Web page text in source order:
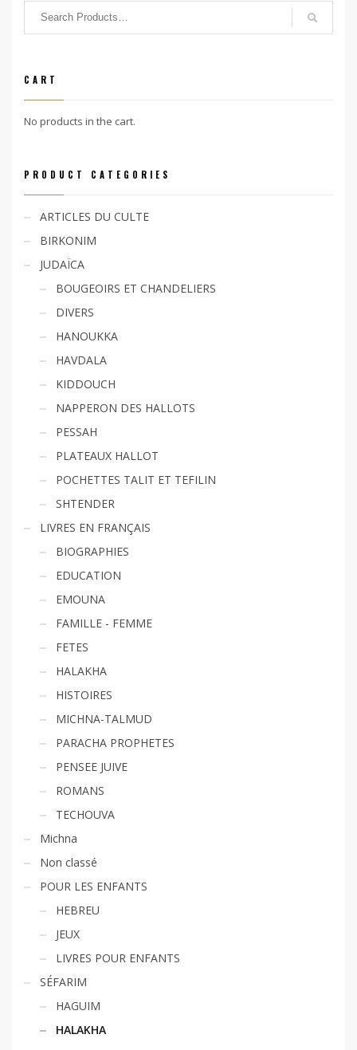
CART
No products in the cart.
PRODUCT CATEGORIES
ARTICLES DU CULTE
BIRKONIM
JUDAÏCA
BOUGEOIRS ET CHANDELIERS
DIVERS
HANOUKKA
HAVDALA
KIDDOUCH
NAPPERON DES HALLOTS
PESSAH
PLATEAUX HALLOT
POCHETTES TALIT ET TEFILIN
SHTENDER
LIVRES EN FRANÇAIS
BIOGRAPHIES
EDUCATION
EMOUNA
FAMILLE - FEMME
FETES
HALAKHA
HISTOIRES
MICHNA-TALMUD
PARACHA PROPHETES
PENSEE JUIVE
ROMANS
TECHOUVA
Michna
Non classé
POUR LES ENFANTS
HEBREU
JEUX
LIVRES POUR ENFANTS
SÉFARIM
HAGUIM
HALAKHA